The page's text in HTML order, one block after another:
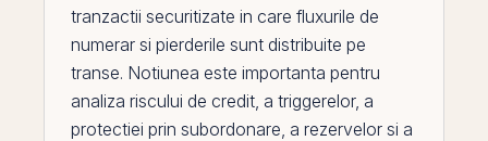
tranzactii securitizate in care fluxurile de
numerar si pierderile sunt distribuite pe
transe. Notiunea este importanta pentru
analiza riscului de credit, a triggerelor, a
protectiei prin subordonare, a rezervelor si a